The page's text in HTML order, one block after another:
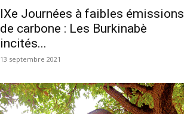
IXe Journées à faibles émissions
de carbone : Les Burkinabè
incités...
13 septembre 2021